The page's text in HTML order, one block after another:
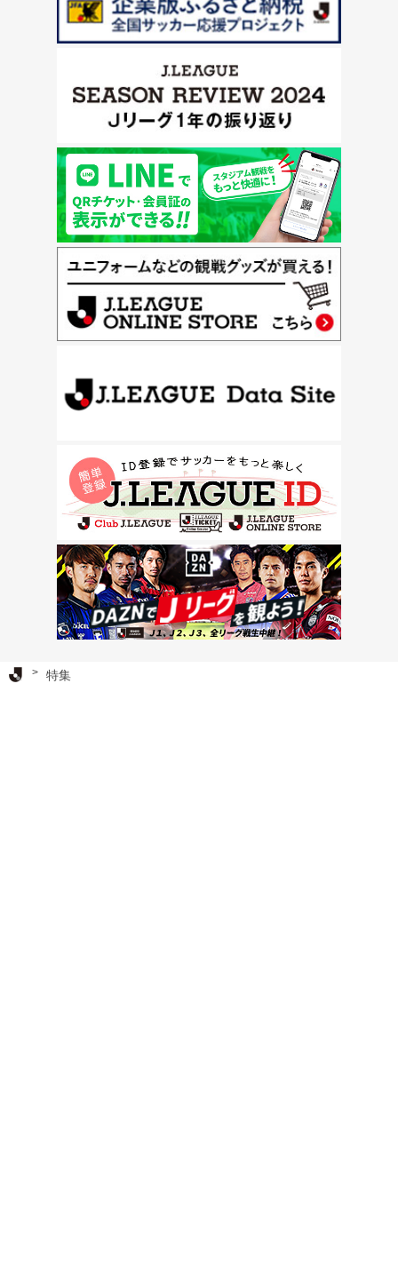
Ｊリーグ TOP
特集